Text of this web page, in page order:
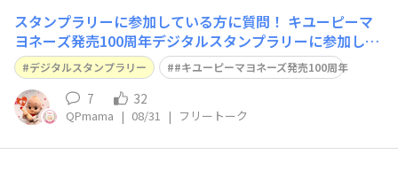
スタンプラリーに参加している方に質問！ キユーピーマ
ヨネーズ発売100周年デジタルスタンプラリーに参加して
いる方に質問です。 「キユーピーマヨネーズファンクラ
ブ会員登録」のところのスタンプが、何度ログインしても
押されません。 LINEからはもちろん、ブラウザーに移動
してからログインもやってみたのです
デジタルスタンプラリー #キユーピーマヨネーズ発売100周年
7 32
QPmama | 08/31 | フリートーク